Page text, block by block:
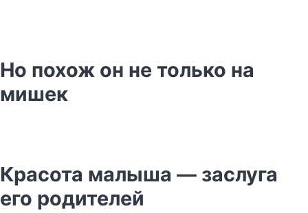
Но похож он не только на
мишек
Красота малыша — заслуга
его родителей